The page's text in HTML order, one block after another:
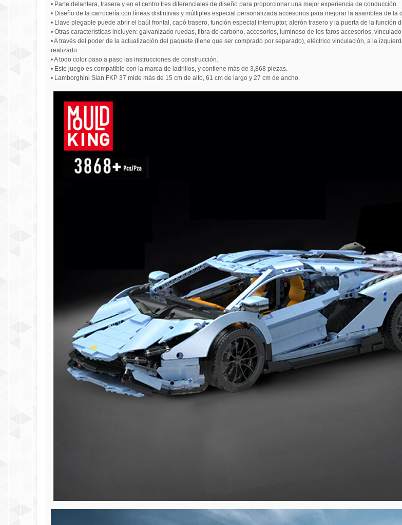
• Parte delantera, trasera y en el centro tres diferenciales de diseño para proporcionar una mejor experiencia de conducción.
• Diseño de la carrocería con líneas distintivas y múltiples especial personalizada accesorios para mejorar la asamblea de la
• Llave plegable puede abrir el baúl frontal, capó trasero, función especial interruptor, alerón trasero y la puerta de la función
• Otras características incluyen: galvanizado ruedas, fibra de carbono, accesorios, luminoso de los faros accesorios,
• A través del poder de la actualización del paquete (tiene que ser comprado por separado), eléctrico vinculación, a la
realizado.
• A todo color paso a paso las instrucciones de construcción.
• Este juego es compatible con la marca de ladrillos, y contiene más de 3,868 piezas.
• Lamborghini Sian FKP 37 mide más de 15 cm de alto, 61 cm de largo y 27 cm de ancho.